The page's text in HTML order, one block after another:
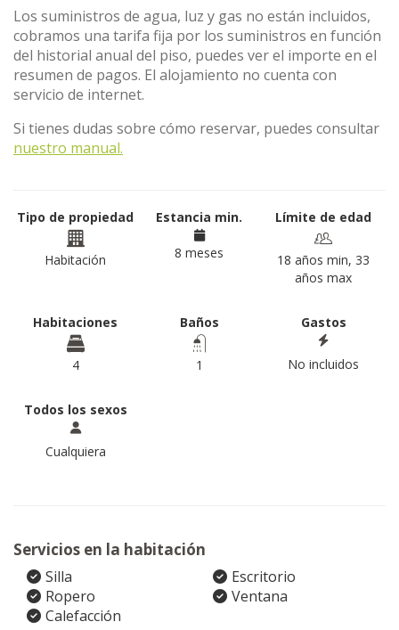
Los suministros de agua, luz y gas no están incluidos,
cobramos una tarifa fija por los suministros en función
del historial anual del piso, puedes ver el importe en el
resumen de pagos. El alojamiento no cuenta con
servicio de internet.
Si tienes dudas sobre cómo reservar, puedes consultar
nuestro manual.
Tipo de propiedad
Habitación
Estancia min.
8 meses
Límite de edad
18 años min, 33
años max
Habitaciones
4
Baños
1
Gastos
No incluidos
Todos los sexos
Cualquiera
Servicios en la habitación
Silla
Escritorio
Ropero
Ventana
Calefacción